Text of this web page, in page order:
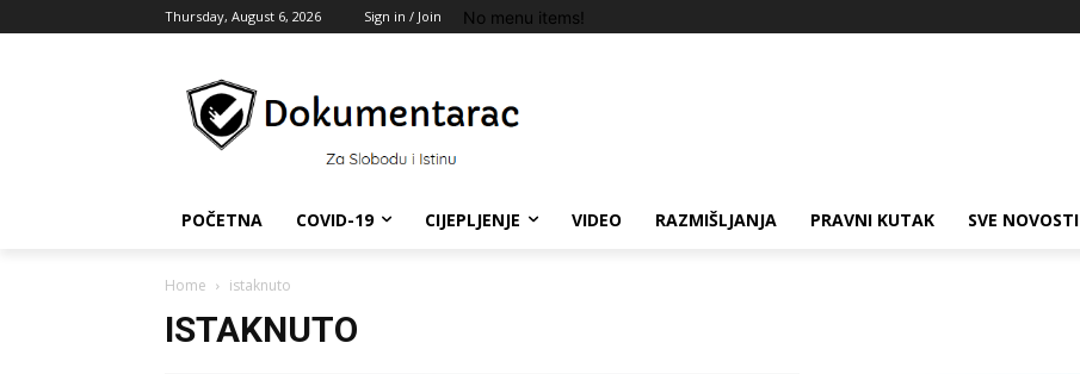
Thursday, August 6, 2026 Sign in / Join No menu items!
POČETNA COVID-19 CIJEPLJENJE VIDEO RAZMIŠLJANJA PRAVNI KUTAK SVE NOVOSTI
Home istaknuto
ISTAKNUTO